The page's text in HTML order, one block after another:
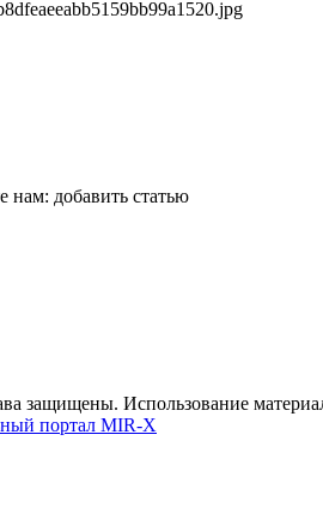
нам: добавить статью
защищены. Использование
портал MIR-X